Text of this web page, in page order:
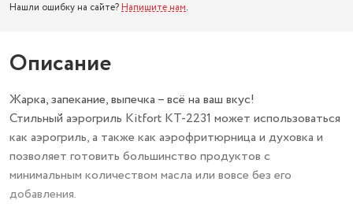
Нашли ошибку на сайте? Напишите нам.
Описание
Жарка, запекание, выпечка – всё на ваш вкус!
Стильный аэрогриль Kitfort КТ-2231 может использоваться
как аэрогриль, а также как аэрофритюрница и духовка и
позволяет готовить большинство продуктов с
минимальным количеством масла или вовсе без его
добавления.